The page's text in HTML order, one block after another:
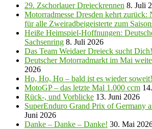
29. Zschorlauer Dreieckrennen 8. Juli
Motorradmesse Dresden kehrt zurück:
für alle Zweiradbeigeisterte zum
Heiße Heimspiel-Hoffnungen:
Sachsenring 8. Juli 2026
Das Team Weidaer Dreieck sucht Dich!
Deutscher Motorradmarkt im Mai
2026
Ho, Ho, Ho – bald ist es wieder soweit!
MotoGP – das letzte Mal 1.000 ccm
Rück-, und Vorblicke 13. Juni 2026
SuperEnduro Grand Prix of Germany
Juni 2026
Danke – Danke – Danke! 30. Mai